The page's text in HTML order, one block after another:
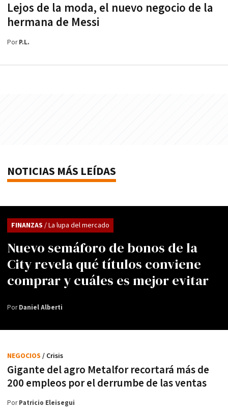
Lejos de la moda, el nuevo negocio de la
hermana de Messi
PorP.L.
NOTICIAS MÁS LEÍDAS
Nuevo semáforo de bonos de la
City revela qué títulos conviene
comprar y cuáles es mejor evitar
FINANZAS / La lupa del mercado
PorDaniel Alberti
Gigante del agro Metalfor recortará más de
200 empleos por el derrumbe de las ventas
NEGOCIOS / Crisis
PorPatricio Eleisegui